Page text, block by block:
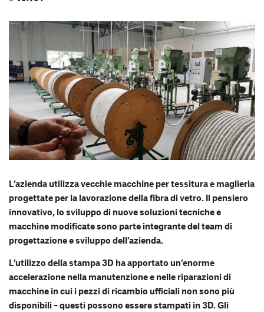
L’azienda utilizza vecchie macchine per tessitura e maglieria
progettate per la lavorazione della fibra di vetro. Il pensiero
innovativo, lo sviluppo di nuove soluzioni tecniche e
macchine modificate sono parte integrante del team di
progettazione e sviluppo dell’azienda.
L’utilizzo della stampa 3D ha apportato un’enorme
accelerazione nella manutenzione e nelle riparazioni di
macchine in cui i pezzi di ricambio ufficiali non sono più
disponibili – questi possono essere stampati in 3D. Gli